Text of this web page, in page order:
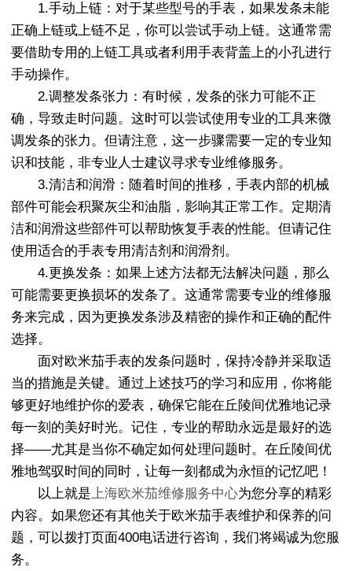
1.手动上链：对于某些型号的手表，如果发条未能
正确上链或上链不足，你可以尝试手动上链。这通常需
要借助专用的上链工具或者利用手表背盖上的小孔进行
手动操作。
2.调整发条张力：有时候，发条的张力可能不正
确，导致走时问题。这时可以尝试使用专业的工具来微
调发条的张力。但请注意，这一步骤需要一定的专业知
识和技能，非专业人士建议寻求专业维修服务。
3.清洁和润滑：随着时间的推移，手表内部的机械
部件可能会积聚灰尘和油脂，影响其正常工作。定期清
洁和润滑这些部件可以帮助恢复手表的性能。但请记住
使用适合的手表专用清洁剂和润滑剂。
4.更换发条：如果上述方法都无法解决问题，那么
可能需要更换损坏的发条了。这通常需要专业的维修服
务来完成，因为更换发条涉及精密的操作和正确的配件
选择。
面对欧米茄手表的发条问题时，保持冷静并采取适
当的措施是关键。通过上述技巧的学习和应用，你将能
够更好地维护你的爱表，确保它能在丘陵间优雅地记录
每一刻的美好时光。记住，专业的帮助永远是最好的选
择——尤其是当你不确定如何处理问题时。在丘陵间优
雅地驾驭时间的同时，让每一刻都成为永恒的记忆吧！
以上就是上海欧米茄维修服务中心为您分享的精彩
内容。如果您还有其他关于欧米茄手表维护和保养的问
题，可以拨打页面400电话进行咨询，我们将竭诚为您服
务。